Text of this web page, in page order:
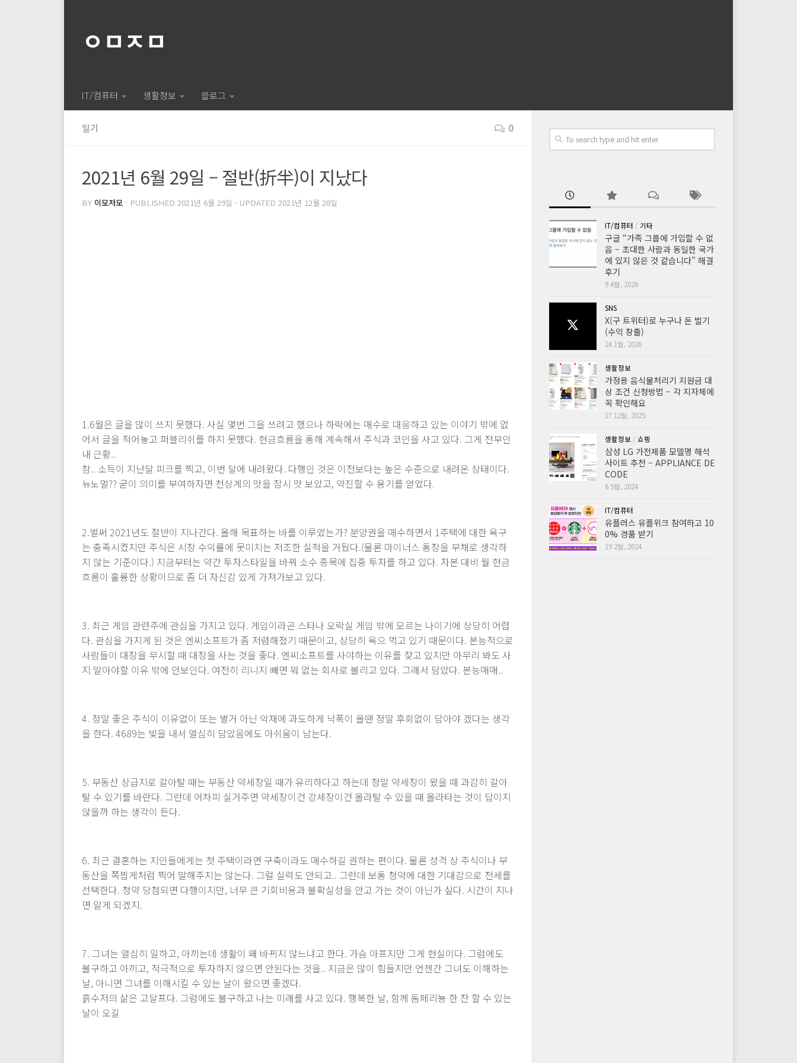
ㅇㅁㅈㅁ
IT/컴퓨터 생활정보 블로그
일기 0
2021년 6월 29일 – 절반(折半)이 지났다
BY 이모저모 · PUBLISHED 2021년 6월 29일 · UPDATED 2021년 12월 28일
1.6월은 글을 많이 쓰지 못했다. 사실 몇번 그을 쓰려고 했으나 하락에는 매수로 대응하고 있는 이야기 밖에 없
어서 글을 적어놓고 퍼블리쉬를 하지 못했다. 현금흐름을 통해 계속해서 주식과 코인을 사고 있다. 그게 전부인
내 근황..
참.. 소득이 지난달 피크를 찍고, 이번 달에 내려왔다. 다행인 것은 이전보다는 높은 수준으로 내려온 상태이다.
뉴노멀?? 굳이 의미를 부여하자면 천상계의 맛을 잠시 맛 보았고, 약진할 수 용기를 얻었다.
2.벌써 2021년도 절반이 지나간다. 올해 목표하는 바를 이루었는가? 분양권을 매수하면서 1주택에 대한 욕구
는 충족시켰지만 주식은 시장 수익률에 못미치는 저조한 실적을 거뒀다.(물론 마이너스 통장을 부채로 생각하
지 않는 기준이다.) 지금부터는 약간 투자스타일을 바꿔 소수 종목에 집중 투자를 하고 있다. 자본 대비 월 현금
흐름이 훌륭한 상황이므로 좀 더 자신감 있게 가져가보고 있다.
3. 최근 게임 관련주에 관심을 가지고 있다. 게임이라곤 스타나 오락실 게임 밖에 모르는 나이기에 상당히 어렵
다. 관심을 가지게 된 것은 엔씨소프트가 좀 저렴해졌기 때문이고, 상당히 욕으 먹고 있기 때문이다. 본능적으로
사람들이 대장을 무시할 때 대장을 사는 것을 좋다. 엔씨소프트를 사야하는 이유를 찾고 있지만 아무리 봐도 사
지 말아야할 이유 밖에 안보인다. 여전히 리니지 빼면 뭐 없는 회사로 불리고 있다. 그래서 담았다. 본능매매..
4. 정말 좋은 주식이 이유없이 또는 별거 아닌 악재에 과도하게 낙폭이 올땐 정말 후회없이 담아야 겠다는 생각
을 한다. 4689는 빚을 내서 열심히 담았음에도 아쉬움이 남는다.
5. 부동산 상급지로 갈아탈 때는 부동산 약세장일 때가 유리하다고 하는데 정말 약세장이 왔을 때 과감히 갈아
탈 수 있기를 바란다. 그런데 어차피 실거주면 약세장이건 강세장이건 올라탈 수 있을 때 올라타는 것이 답이지
않을까 하는 생각이 든다.
6. 최근 결혼하는 지인들에게는 첫 주택이라면 구축이라도 매수하길 권하는 편이다. 물론 성격 상 주식이나 부
동산을 쪽찝게처럼 찍어 말해주지는 않는다. 그럴 실력도 안되고.. 그런데 보통 청약에 대한 기대감으로 전세를
선택한다. 청약 당첨되면 다행이지만, 너무 큰 기회비용과 불확실성을 안고 가는 것이 아닌가 싶다. 시간이 지나
면 알게 되겠지.
7. 그녀는 열심히 일하고, 아끼는데 생활이 왜 바뀌지 않느냐고 한다. 가슴 아프지만 그게 현실이다. 그럼에도
불구하고 아끼고, 적극적으로 투자하지 않으면 안된다는 것을.. 지금은 많이 힘들지만 언젠간 그녀도 이해하는
날, 아니면 그녀를 이해시킬 수 있는 날이 왔으면 좋겠다.
흙수저의 삶은 고달프다. 그럼에도 불구하고 나는 미래를 사고 있다. 행복한 날, 함께 돔페리뇽 한 잔 할 수 있는
날이 오길
IT/컴퓨터 / 기타
구글 “가족 그룹에 가입할 수 없
음 – 초대한 사람과 동일한 국가
에 있지 않은 것 같습니다” 해결
후기
9 4월, 2026
SNS
X(구 트위터)로 누구나 돈 벌기
(수익 창출)
24 1월, 2026
생활정보
가정용 음식물처리기 지원금 대
상 조건 신청방법 – 각 지자체에
꼭 확인해요
17 12월, 2025
생활정보 / 쇼핑
삼성 LG 가전제품 모델명 해석
사이트 추천 – APPLIANCE DE
CODE
6 5월, 2024
IT/컴퓨터
유플러스 유플위크 참여하고 10
0% 경품 받기
19 2월, 2024